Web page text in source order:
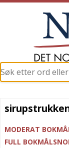
MODERAT
FULL